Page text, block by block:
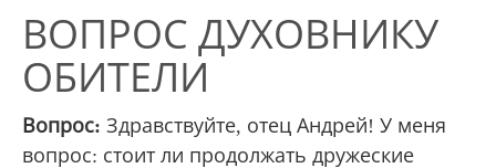
ВОПРОС ДУХОВНИКУ
ОБИТЕЛИ
Вопрос: Здравствуйте, отец Андрей! У меня
вопрос: стоит ли продолжать дружеские